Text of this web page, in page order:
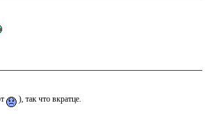
), так что вкратце.